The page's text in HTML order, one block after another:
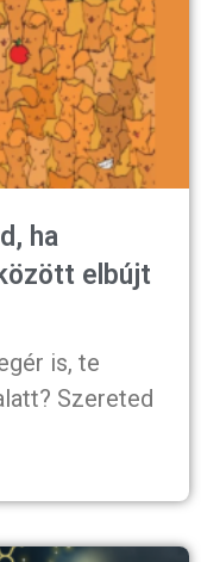
ha
elbújt
is, te
Szereted